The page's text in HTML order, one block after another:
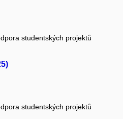
studentských projektů
studentských projektů